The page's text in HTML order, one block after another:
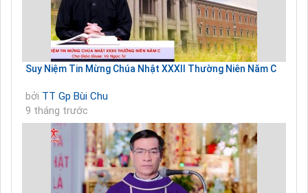
Suy Niệm Tin Mừng Chúa Nhật XXXII Thường Niên Năm C
bởi TT Gp Bùi Chu
9 tháng trước